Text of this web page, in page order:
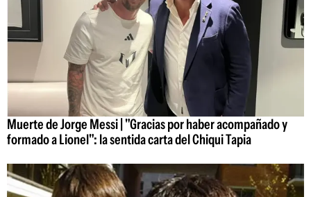
Muerte de Jorge Messi | "Gracias por haber acompañado y
formado a Lionel": la sentida carta del Chiqui Tapia